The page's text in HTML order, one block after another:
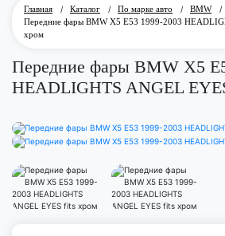
Главная / Каталог / По марке авто / BMW /
Передние фары BMW X5 E53 1999-2003
хром
Передние фары BMW X5
HEADLIGHTS ANGEL